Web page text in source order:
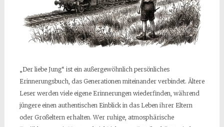
„Der liebe Jung“ ist ein außergewöhnlich persönliches
Erinnerungsbuch, das Generationen miteinander verbindet. Ältere
Leser werden viele eigene Erinnerungen wiederfinden, während
jüngere einen authentischen Einblick in das Leben ihrer Eltern
oder Großeltern erhalten. Wer ruhige, atmosphärische